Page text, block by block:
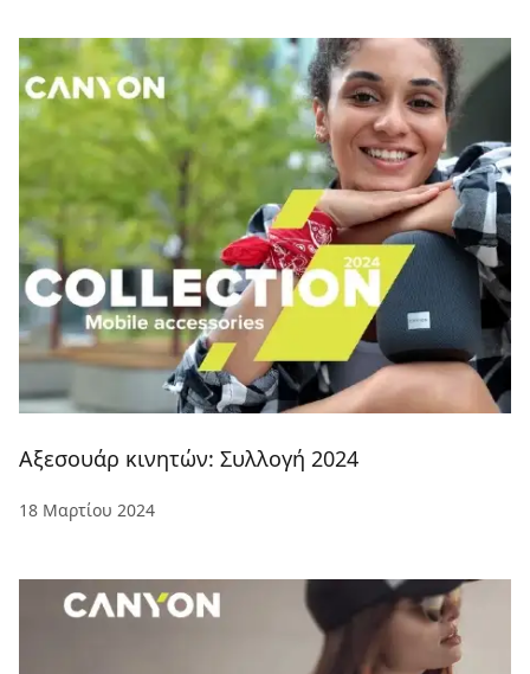
Αξεσουάρ κινητών: Συλλογή 2024
18 Μαρτίου 2024